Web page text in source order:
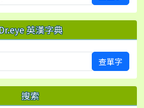
英漢字典
查單字
搜索